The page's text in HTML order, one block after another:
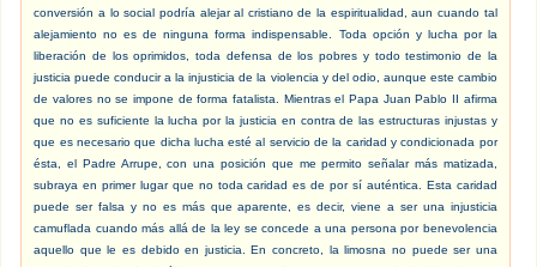
conversión a lo social podría alejar al cristiano de la espiritualidad, aun cuando tal
alejamiento no es de ninguna forma indispensable. Toda opción y lucha por la
liberación de los oprimidos, toda defensa de los pobres y todo testimonio de la
justicia puede conducir a la injusticia de la violencia y del odio, aunque este cambio
de valores no se impone de forma fatalista. Mientras el Papa Juan Pablo II afirma
que no es suficiente la lucha por la justicia en contra de las estructuras injustas y
que es necesario que dicha lucha esté al servicio de la caridad y condicionada por
ésta, el Padre Arrupe, con una posición que me permito señalar más matizada,
subraya en primer lugar que no toda caridad es de por sí auténtica. Esta caridad
puede ser falsa y no es más que aparente, es decir, viene a ser una injusticia
camuflada cuando más allá de la ley se concede a una persona por benevolencia
aquello que le es debido en justicia. En concreto, la limosna no puede ser una